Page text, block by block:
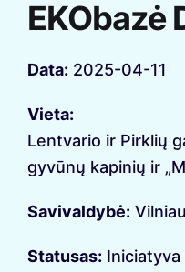
EKObazė
Data: 2025-04-11
Vieta:
Lentvario ir Pirklių
gyvūnų kapinių ir
Savivaldybė:
Statusas: